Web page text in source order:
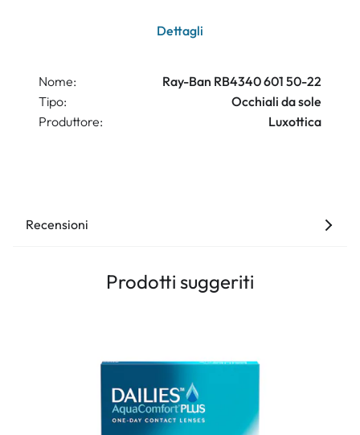
Dettagli
Nome:
Ray-Ban RB4340 601 50-22
Tipo:
Occhiali da sole
Produttore:
Luxottica
Recensioni
Prodotti suggeriti